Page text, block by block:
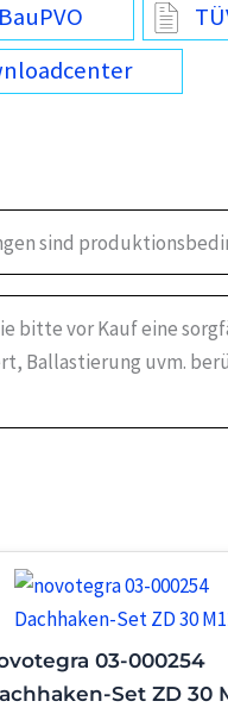
sind
bitte vor Kauf eine
Ballastierung uvm.
03-000254
Set ZD 30